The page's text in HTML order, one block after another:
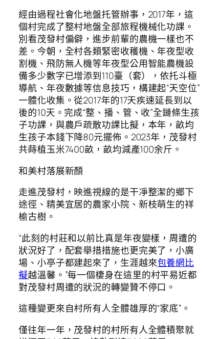
經由過程社會化地盤托管辦事，2017年，這
個村完成了整村地盤全部旅程機械化功課。
別看茂發村偏僻，進步前輩的農機一樣也不
差。今朝，全村各類緊密收穫機、年夜型收
割機、飛防無人機等年夜型公用智能農機設
備多少數字已增添到110臺（套），依托斗極
導航、年夜數據等信息技巧，構建起“天空位”
一體化收集。從2017年的17天疾速延長到以
後的10天。完成“整、播、管、收”全鏈條生孩
子功課，與農戶疏散功課比擬，本年，畝均
生孩子本錢下降80元擺佈。2023年，茂發村
共蒔植玉米7400畝，畝均減產100余斤。
和美村落展新顏
走進茂發村，映進視線的是干凈整潔的鄉下
途徑、精美宜居的農家小院、新枝萌生的祥
榆古樹。
“此刻的村莊和以前比真是年夜變樣，周遭的
狀況好了，配套舉措措施也更完美了，小廣
場、小亭子都建起來了，生涯越來包養網比
擬越溫馨。”每一個棲身在這里的村平易近都
對茂發村周遭的狀況的轉變贊不停口。
這種變更來自村所有人全體雄厚的“家底”。
僅往年一年，茂發村的村所有人全體積聚就